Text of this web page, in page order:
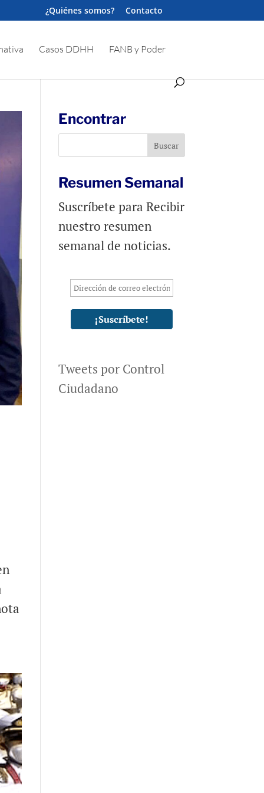
¿Quiénes somos? Contacto
Casos DDHH FANB y Poder
Encontrar
Resumen Semanal
Suscríbete para Recibir
nuestro resumen
semanal de noticias.
Tweets por Control
Ciudadano